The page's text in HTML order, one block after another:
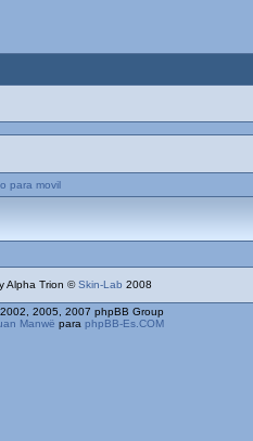
para movil
Alpha Trion ©Skin-Lab 2008
2005, 2007 phpBB Group
Manwë para phpBB-Es.COM